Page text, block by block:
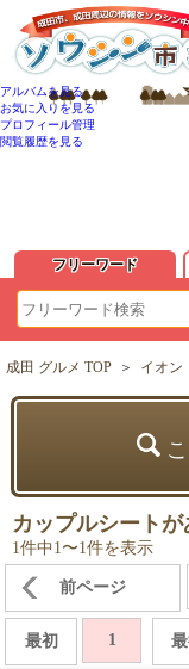
アルバムを見る
お気に入りを見る
プロフィール管理
閲覧履歴を見る
フリーワード
成田 グルメ TOP ＞ イオン
カップルシート
1件中1〜1件を表示
前ページ
最初 1